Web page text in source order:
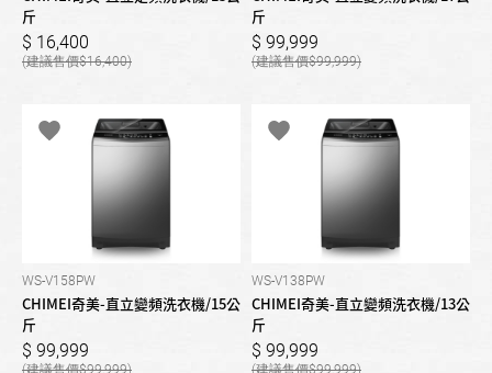
斤
16,400
16,400
斤
99,999
99,999
WS-V158PW
CHIMEI奇美-直立變頻洗衣機/15公
斤
99,999
99,999
WS-V138PW
CHIMEI奇美-直立變頻洗衣機/13公
斤
99,999
99,999